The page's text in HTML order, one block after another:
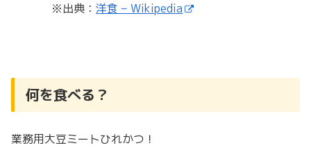
※出典：洋食 – Wikipedia
何を食べる？
業務用大豆ミートひれかつ！